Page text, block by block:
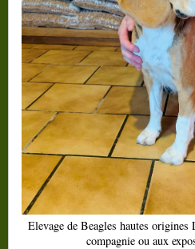
Elevage de Beagles hautes origines
compagnie ou aux